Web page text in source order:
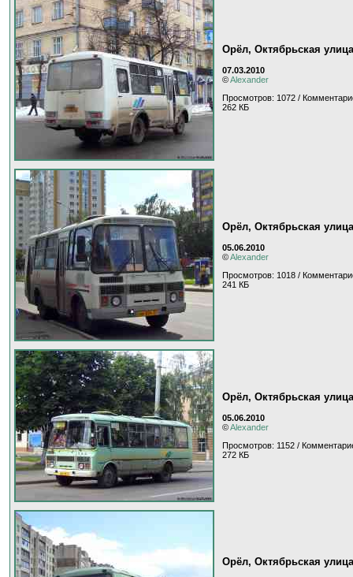
Орёл, Октябрьская улица
07.03.2010
©Alexander
Просмотров: 1072 /
262 КБ
Орёл, Октябрьская улица
05.06.2010
©Alexander
Просмотров: 1018 /
241 КБ
Орёл, Октябрьская улица
05.06.2010
©Alexander
Просмотров: 1152 /
272 КБ
Орёл, Октябрьская улица